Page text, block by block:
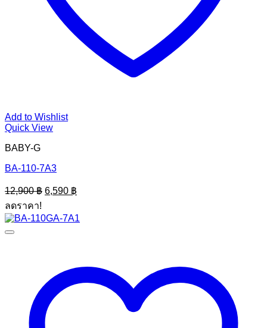
Add to Wishlist
Quick View
BABY-G
BA-110-7A3
12,900฿ Original
price
12,900 ฿.
6,590 ฿
price
6,590 ฿.
ลดราคา!